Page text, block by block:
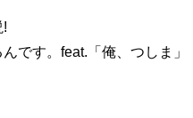
!
です。feat.「俺、つしま」